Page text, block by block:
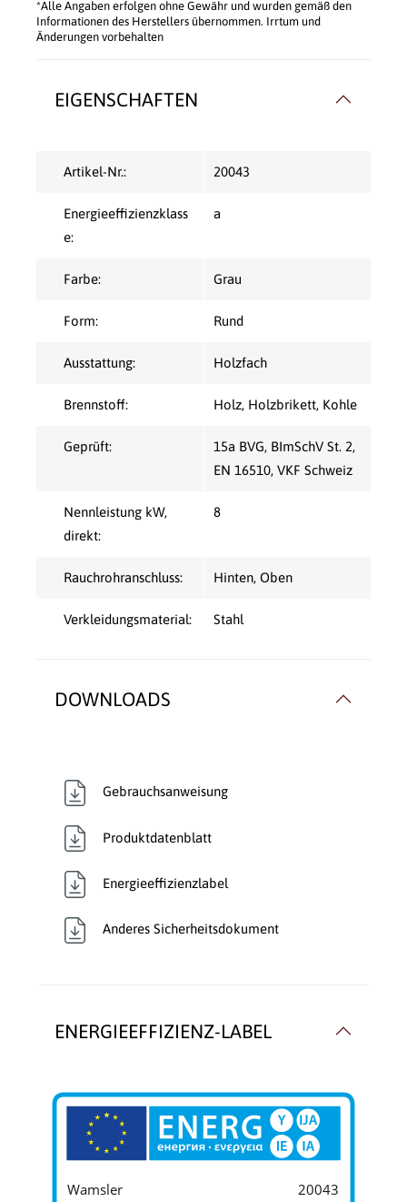
*Alle Angaben erfolgen ohne Gewähr und wurden gemäß den
Informationen des Herstellers übernommen. Irrtum und
Änderungen vorbehalten
EIGENSCHAFTEN
Artikel-Nr.: 20043
Energieeffizienzklass
e:
a
Farbe: Grau
Form: Rund
Ausstattung: Holzfach
Brennstoff: Holz, Holzbrikett, Kohle
Geprüft: 15a BVG, BImSchV St. 2,
EN 16510, VKF Schweiz
Nennleistung kW,
direkt:
8
Rauchrohranschluss: Hinten, Oben
Verkleidungsmaterial: Stahl
DOWNLOADS
Gebrauchsanweisung
Produktdatenblatt
Energieeffizienzlabel
Anderes Sicherheitsdokument
ENERGIEEFFIZIENZ-LABEL
Wamsler 20043